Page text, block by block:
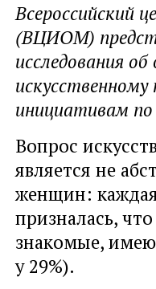
Всероссийский
(ВЦИОМ)
исследования
инициативам
Вопрос
является не
женщин: каждая
призналась,
знакомые,
у 29%).